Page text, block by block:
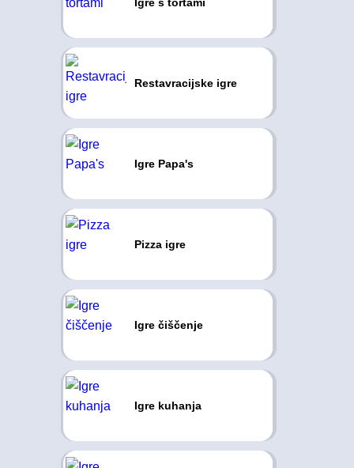
Restavracijske igre
Igre Papa's
Pizza igre
Igre čiščenje
Igre kuhanja